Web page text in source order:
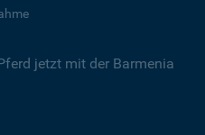
jetzt mit der Barmenia